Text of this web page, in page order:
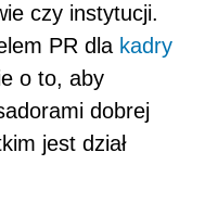
czy instytucji.
PR dla kadry
o to, aby
dobrej
jest dział